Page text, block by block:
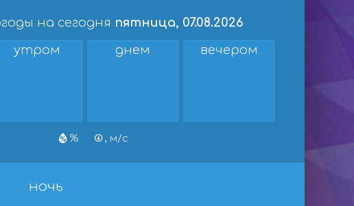
на сегодня пятница, 07.08.2026
утром днем вечером
% , м/с
ночь